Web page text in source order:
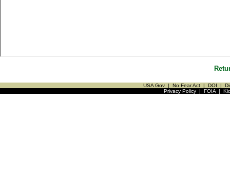
USA Gov | No Fear Act | DOI |
Privacy Policy| FOIA|